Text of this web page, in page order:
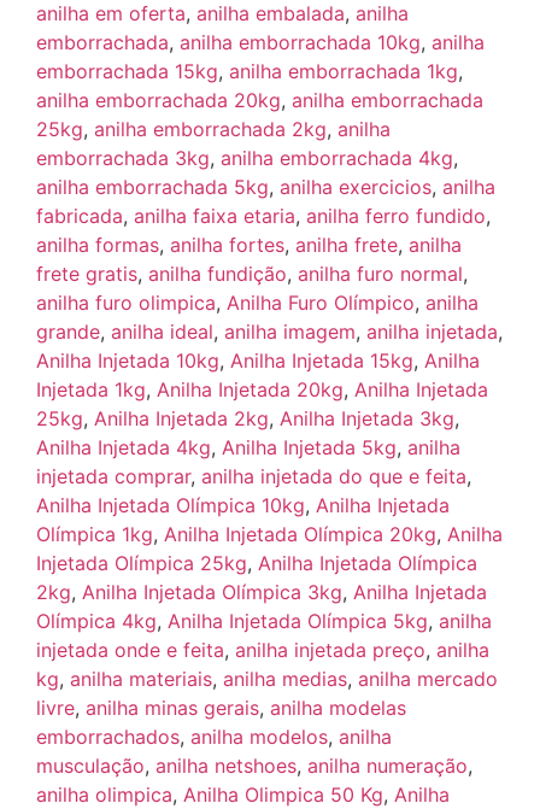
anilha em oferta, anilha embalada, anilha
emborrachada, anilha emborrachada 10kg, anilha
emborrachada 15kg, anilha emborrachada 1kg,
anilha emborrachada 20kg, anilha emborrachada
25kg, anilha emborrachada 2kg, anilha
emborrachada 3kg, anilha emborrachada 4kg,
anilha emborrachada 5kg, anilha exercicios, anilha
fabricada, anilha faixa etaria, anilha ferro fundido,
anilha formas, anilha fortes, anilha frete, anilha
frete gratis, anilha fundição, anilha furo normal,
anilha furo olimpica, Anilha Furo Olímpico, anilha
grande, anilha ideal, anilha imagem, anilha injetada,
Anilha Injetada 10kg, Anilha Injetada 15kg, Anilha
Injetada 1kg, Anilha Injetada 20kg, Anilha Injetada
25kg, Anilha Injetada 2kg, Anilha Injetada 3kg,
Anilha Injetada 4kg, Anilha Injetada 5kg, anilha
injetada comprar, anilha injetada do que e feita,
Anilha Injetada Olímpica 10kg, Anilha Injetada
Olímpica 1kg, Anilha Injetada Olímpica 20kg, Anilha
Injetada Olímpica 25kg, Anilha Injetada Olímpica
2kg, Anilha Injetada Olímpica 3kg, Anilha Injetada
Olímpica 4kg, Anilha Injetada Olímpica 5kg, anilha
injetada onde e feita, anilha injetada preço, anilha
kg, anilha materiais, anilha medias, anilha mercado
livre, anilha minas gerais, anilha modelas
emborrachados, anilha modelos, anilha
musculação, anilha netshoes, anilha numeração,
anilha olimpica, Anilha Olimpica 50 Kg, Anilha